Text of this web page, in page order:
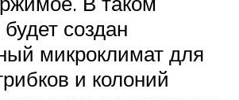
создан
микроклимат для
и колоний